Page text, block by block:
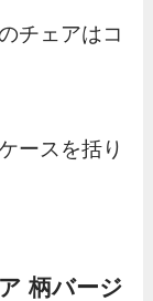
チェアはコ
ースを括り
柄バージ